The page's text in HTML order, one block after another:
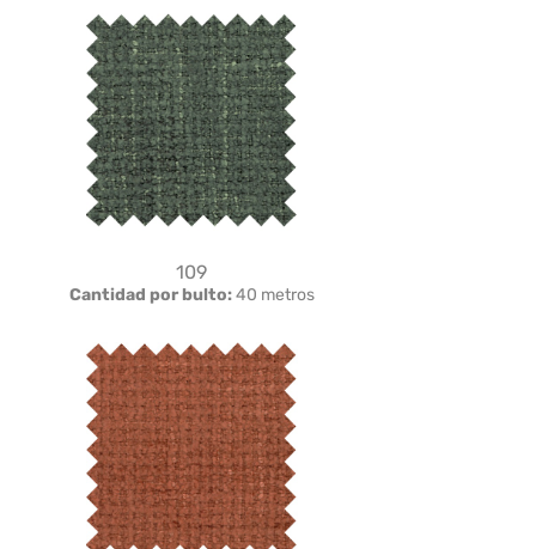
109
Cantidad por bulto:40 metros